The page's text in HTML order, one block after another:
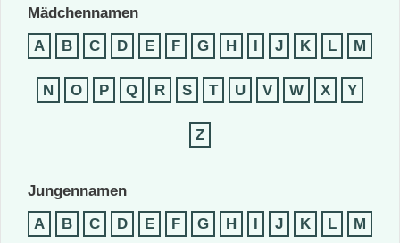
Mädchennamen
A
B C D E F G H I J K L M
N O P Q R S T U V W X Y
Z
Jungennamen
A
B C D E F G H I J K L M